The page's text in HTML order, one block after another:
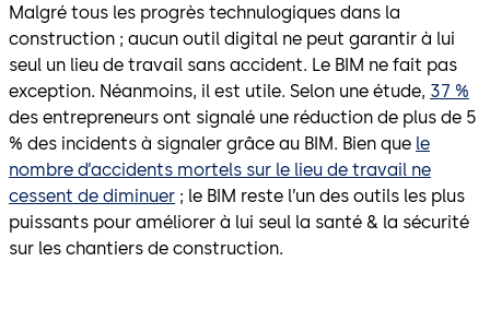
Malgré tous les progrès technulogiques dans la
construction ; aucun outil digital ne peut garantir à lui
seul un lieu de travail sans accident. Le BIM ne fait pas
exception. Néanmoins, il est utile. Selon une étude, 37 %
des entrepreneurs ont signalé une réduction de plus de 5
% des incidents à signaler grâce au BIM. Bien que le
nombre d’accidents mortels sur le lieu de travail ne
cessent de diminuer ; le BIM reste l’un des outils les plus
puissants pour améliorer à lui seul la santé & la sécurité
sur les chantiers de construction.